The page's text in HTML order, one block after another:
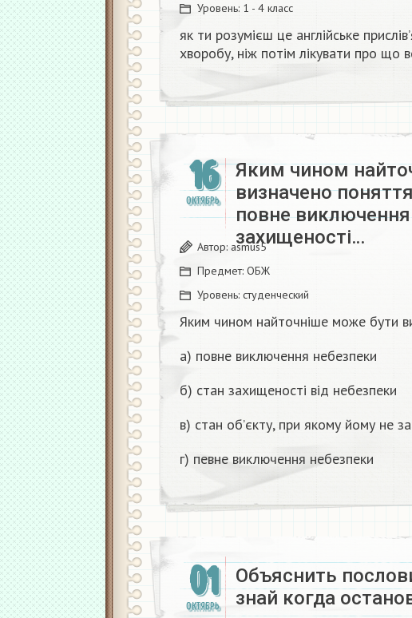
Уровень: 1 - 4 класс
як ти розумієш це англійське
хворобу, ніж потім лікувати про що
16
ОКТЯБРЬ
Яким чином
визначено
повне
захищеності…
Автор: asmus5
Предмет: ОБЖ
Уровень: студенческий
Яким чином найточніше може бути
а) повне виключення небезпеки
б) стан захищеності від небезпеки
в) стан об’єкту, при якому йому не
г) певне виключення небезпеки
01
ОКТЯБРЬ
Объяснить
знай когда